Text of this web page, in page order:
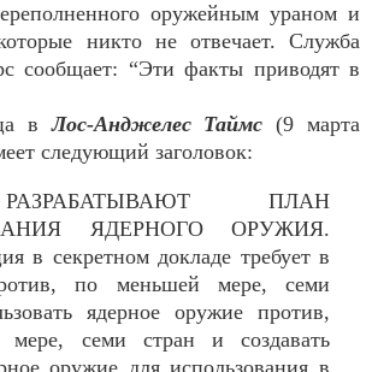
оружейным ураном и
никто не отвечает. Служба
сообщает: “Эти факты приводят в
вЛос-Анджелес Таймс (9 марта
следующий заголовок:
ПЛАН
ЯДЕРНОГО ОРУЖИЯ.
в секретном докладе требует в
по меньшей мере, семи
ядерное оружие против,
семи стран и создавать
оружие для использования в